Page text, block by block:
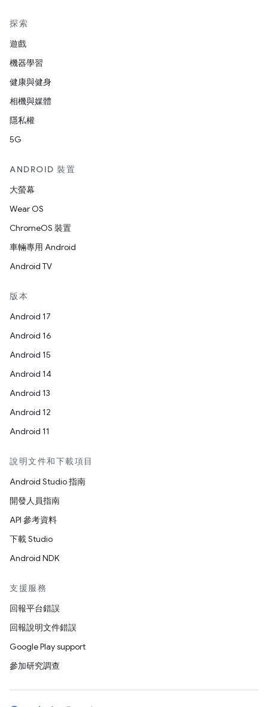
探索
遊戲
機器學習
健康與健身
相機與媒體
隱私權
5G
ANDROID 裝置
大螢幕
Wear OS
ChromeOS 裝置
車輛專用 Android
Android TV
版本
Android 17
Android 16
Android 15
Android 14
Android 13
Android 12
Android 11
說明文件和下載項目
Android Studio 指南
開發人員指南
API 參考資料
下載 Studio
Android NDK
支援服務
回報平台錯誤
回報說明文件錯誤
Google Play support
參加研究調查